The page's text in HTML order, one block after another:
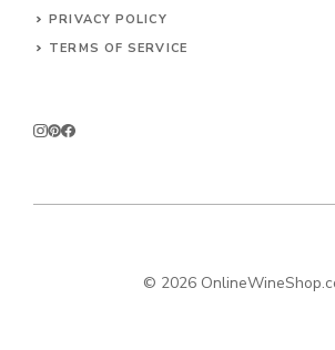
PRIVACY POLICY
TERMS OF SERVICE
© 2026